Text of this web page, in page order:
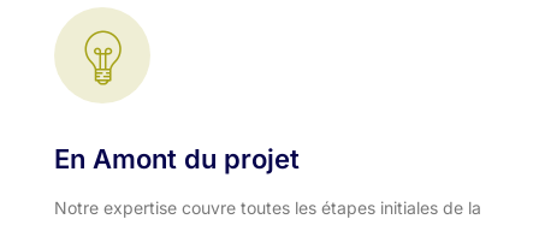
En Amont du projet
Notre expertise couvre toutes les étapes initiales de la